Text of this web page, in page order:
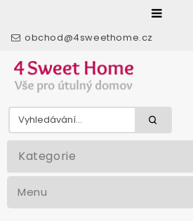
obchod@4sweethome.cz
Kategorie
Menu